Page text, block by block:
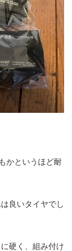
かというほど耐
良いタイヤでし
硬く、組み付け